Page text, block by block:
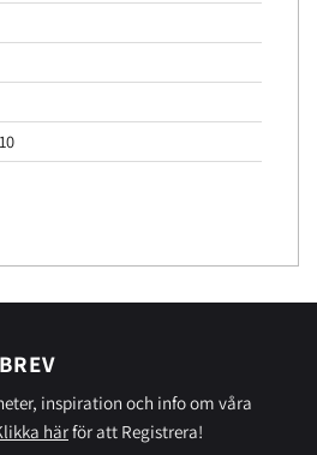
inspiration och info om våra
härför att Registrera!